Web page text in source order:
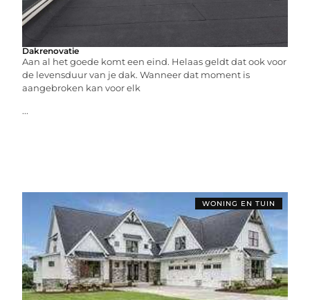
Dakrenovatie
Aan al het goede komt een eind. Helaas geldt dat ook voor
de levensduur van je dak. Wanneer dat moment is
aangebroken kan voor elk
...
WONING EN TUIN